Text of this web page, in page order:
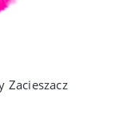
Zacieszacz